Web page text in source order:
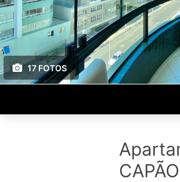
17 FOTOS